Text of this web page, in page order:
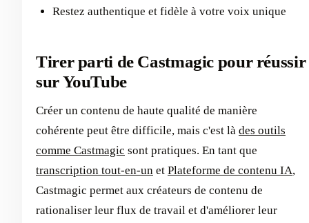
Restez authentique et fidèle à votre voix unique
Tirer parti de Castmagic pour réussir
sur YouTube
Créer un contenu de haute qualité de manière
cohérente peut être difficile, mais c'est là des outils
comme Castmagic sont pratiques. En tant que
transcription tout-en-un et Plateforme de contenu IA,
Castmagic permet aux créateurs de contenu de
rationaliser leur flux de travail et d'améliorer leur